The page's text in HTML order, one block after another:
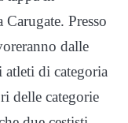
Presso
dalle
di categoria
delle categorie